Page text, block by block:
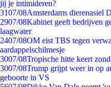
jij je intimideren?
3107/08Amsterdams dierenasiel
2907/08Kabinet geeft bedrijven
laagwater
2407/08OM eist TBS tegen
aardappelschilmesje
3007/08Tropische hitte keert
3007/08Trump grijpt weer in op
geboorte in VS